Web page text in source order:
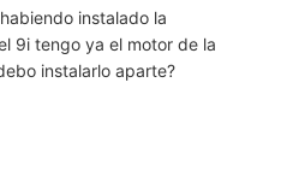
instalado la
9i tengo ya el motor de la
instalarlo aparte?